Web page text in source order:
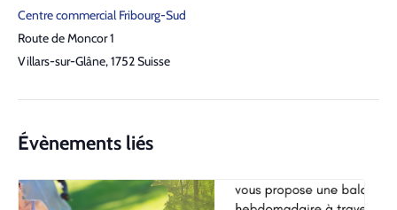
Centre commercial Fribourg-Sud
Route de Moncor 1
Villars-sur-Glâne,1752Suisse
Évènements liés